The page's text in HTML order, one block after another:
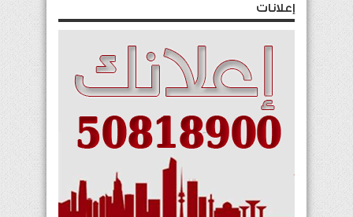
إعلانات